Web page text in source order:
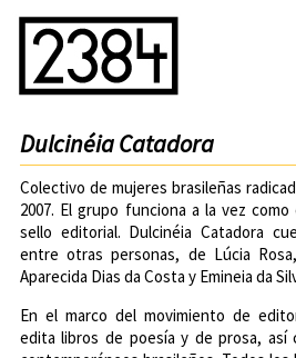
Dulcinéia Catadora
Colectivo de mujeres brasileñas
2007. El grupo funciona a la vez
sello editorial. Dulcinéia Catadora
entre otras personas, de Lúcia
Aparecida Dias da Costa y Emineia da
En el marco del movimiento de
edita libros de poesía y de prosa, así